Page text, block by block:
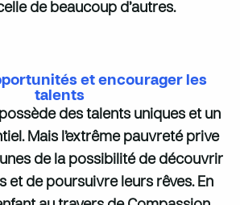
de beaucoup d’autres.
et encourager les
talents
des talents uniques et un
Mais l’extrême pauvreté prive
de la possibilité de découvrir
et de poursuivre leurs rêves. En